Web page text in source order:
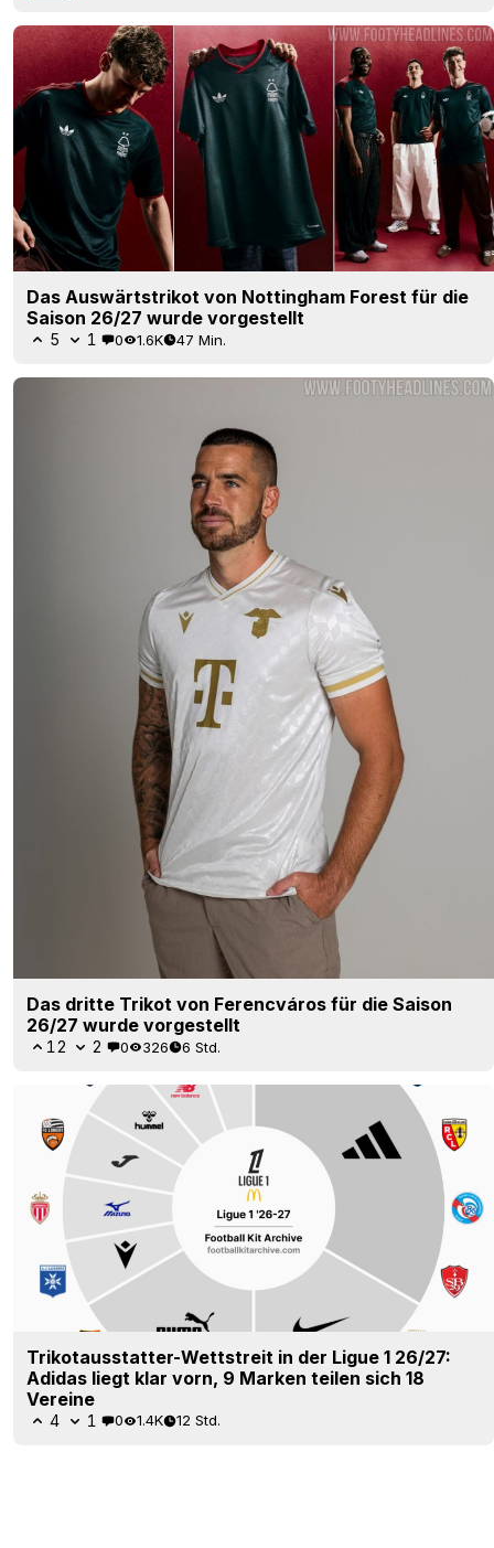
Das Auswärtstrikot von Nottingham Forest für die
Saison 26/27 wurde vorgestellt
5 1 0 1.6K 47 Min.
Das dritte Trikot von Ferencváros für die Saison
26/27 wurde vorgestellt
12 2 0 326 6 Std.
Trikotausstatter-Wettstreit in der Ligue 1 26/27:
Adidas liegt klar vorn, 9 Marken teilen sich 18
Vereine
4 1 0 1.4K 12 Std.